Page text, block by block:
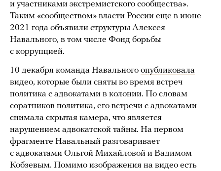
и участниками экстремистского сообщества».
Таким «сообществом» власти России еще в июне
2021 года объявили структуры Алексея
Навального, в том числе Фонд борьбы
с коррупцией.
10 декабря команда Навального опубликовала
видео, которые были сняты во время встреч
политика с адвокатами в колонии. По словам
соратников политика, его встречи с адвокатами
снимала скрытая камера, что является
нарушением адвокатской тайны. На первом
фрагменте Навальный разговаривает
с адвокатами Ольгой Михайловой и Вадимом
Кобзевым. Помимо изображения на видео есть